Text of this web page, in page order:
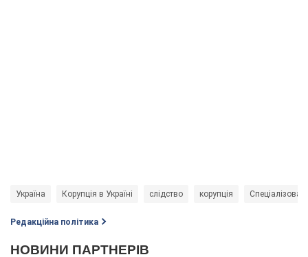
Україна Корупція в Україні слідство корупція
Редакційна політика